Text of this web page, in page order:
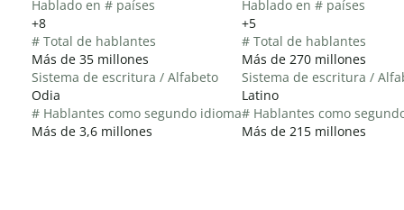
Hablado en # países
+8
# Total de hablantes
Más de 35 millones
Sistema de escritura / Alfabeto
Odia
# Hablantes como segundo idioma
Más de 3,6 millones
Hablado en # países
+5
# Total de hablantes
Más de 270 millones
Sistema de escritura /
Latino
# Hablantes como
Más de 215 millones